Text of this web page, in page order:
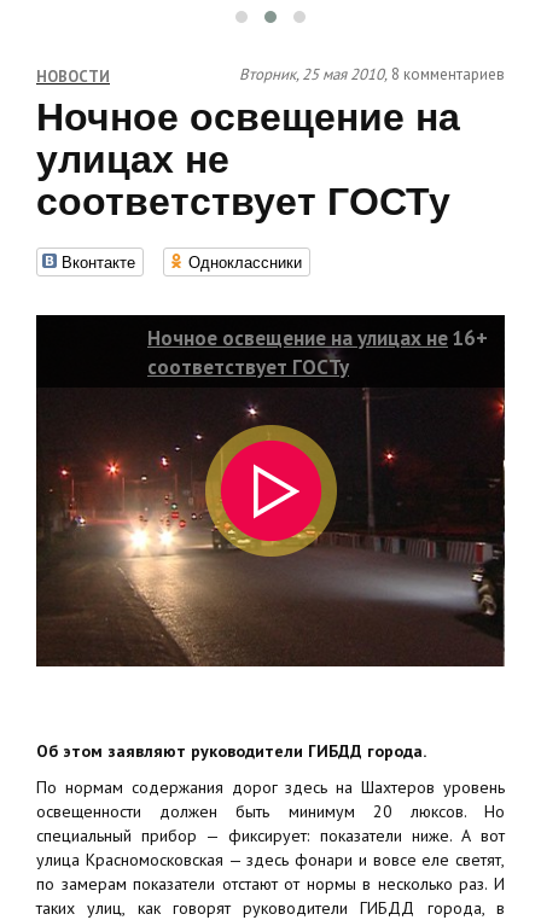
НОВОСТИ Вторник, 25 мая 2010, 8 комментариев
Ночное освещение на
улицах не
соответствует ГОСТу
Вконтакте Одноклассники
Ночное освещение на улицах не
соответствует ГОСТу
16+
Об этом заявляют руководители ГИБДД города.
По нормам содержания дорог здесь на Шахтеров уровень
освещенности должен быть минимум 20 люксов. Но
специальный прибор — фиксирует: показатели ниже. А вот
улица Красномосковская — здесь фонари и вовсе еле светят,
по замерам показатели отстают от нормы в несколько раз. И
таких улиц, как говорят руководители ГИБДД города, в